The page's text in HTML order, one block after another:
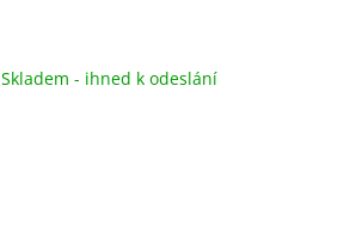
Skladem - ihned k odeslání